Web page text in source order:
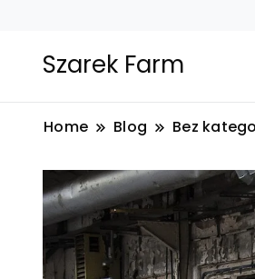
Szarek Farm
Home Blog Bez